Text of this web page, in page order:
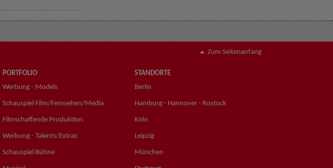
Zum Seitenanfang
PORTFOLIO
Werbung - Models
Schauspiel Film/Fernsehen/Media
Filmschaffende Produktion
Werbung - Talents/Extras
Schauspiel Bühne
STANDORTE
Berlin
Hamburg - Hannover - Rostock
Köln
Leipzig
München